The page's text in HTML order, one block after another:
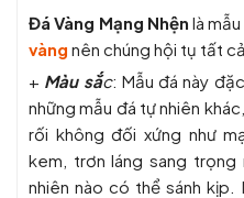
Đá Vàng Mạng Nhện là
vàng nên chúng hội tụ tất
+ Màu sắc: Mẫu đá này
những mẫu đá tự nhiên
rối không đối xứng như
kem, trơn láng sang trọng
nhiên nào có thể sánh